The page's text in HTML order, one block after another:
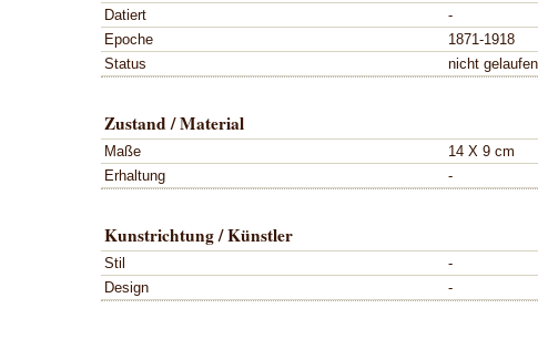
Datiert
-
Epoche
1871-1918
Status
nicht gelaufen
Zustand / Material
Maße
14 X 9 cm
Erhaltung
-
Kunstrichtung / Künstler
Stil
-
Design
-